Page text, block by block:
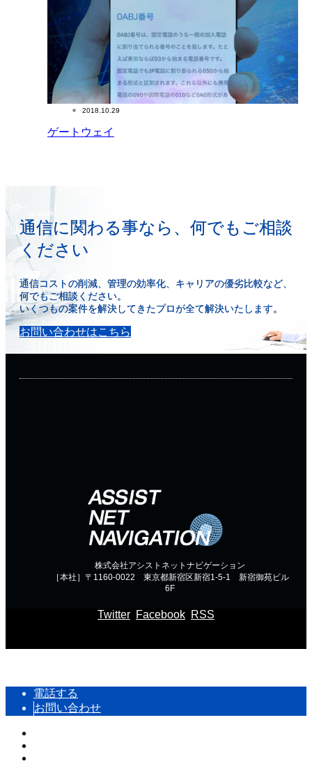
2018.10.29
ゲートウェイ
通信に関わる事なら、何でもご相談
ください
通信コストの削減、管理の効率化、キャリアの優劣比較など、
何でもご相談ください。
いくつもの案件を解決してきたプロが全て解決いたします。
お問い合わせはこちら
株式会社アシストネットナビゲーション
［本社］〒1160-0022 東京都新宿区新宿1-5-1 新宿御苑ビル
6F
Twitter Facebook RSS
電話する
お問い合わせ